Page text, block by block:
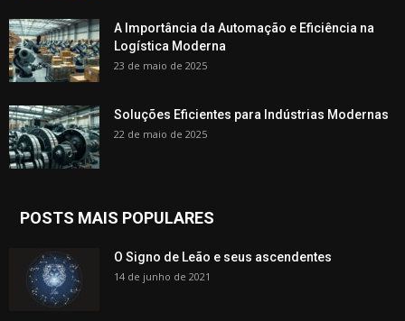
A Importância da Automação e Eficiência na
Logística Moderna
23 de maio de 2025
Soluções Eficientes para Indústrias Modernas
22 de maio de 2025
POSTS MAIS POPULARES
O Signo de Leão e seus ascendentes
14 de junho de 2021